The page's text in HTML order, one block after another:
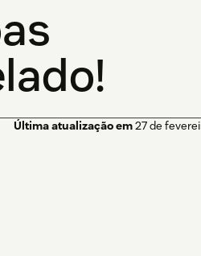
Última atualização em27 de